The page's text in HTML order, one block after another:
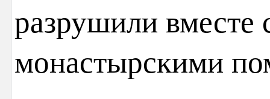
разрушили вместе
монастырскими